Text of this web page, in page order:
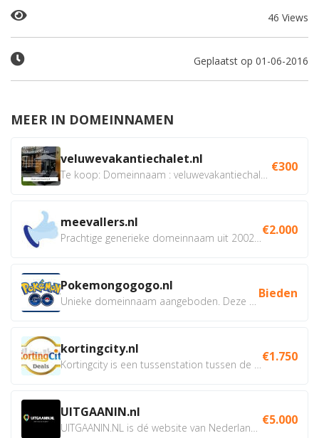
46 Views
Geplaatst op 01-06-2016
MEER IN DOMEINNAMEN
veluwevakantiechalet.nl €300
meevallers.nl €2.000
Pokemongogogo.nl Bieden
kortingcity.nl €1.750
UITGAANIN.nl €5.000